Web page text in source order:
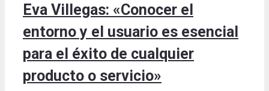
Eva Villegas: «Conocer el
entorno y el usuario es esencial
para el éxito de cualquier
producto o servicio»